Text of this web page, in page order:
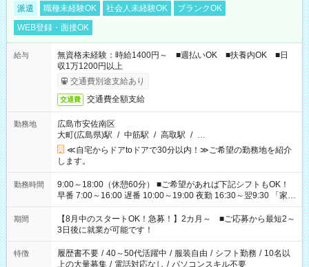
派遣 職種未経験OK 社会人未経験OK
ブランクOK
WEB登録・面接OK
給与
無資格未経験：時給1400円～ ■週払いOK ■扶養内OK ■日
収1万1200円以上
交通費別途支給あり
交通費 交通費全額支給
勤務地
広島市安佐南区
大町(広島県)駅 / 中筋駅 / 高取駅 / …
≪自宅からドアtoドアで30分以内！≫ご希望の勤務地を紹介
します。
勤務時間
9:00～18:00（休憩60分） ■ご希望があれば下記シフトもOK！
早番 7:00～16:00 遅番 10:00～19:00 夜勤 16:30～翌9:30 「家族
と休みを合わせたい」 「余裕を持って夕飯の準備がしたい」
「できれば残業はしたくない」 など、ご希望を教えてください
ね。 ※Wワーク希望の方へ 今ご覧のお仕事で希望する勤務時間
と、もう1つのお仕事の勤務時間。 合計で週40時間を超える場
合は応募できません。
期間
【8月中のスタートOK！急募！】2カ月～ ■ご応募から最短2～
3日後に就業が可能です！
特徴 履歴書不要 / 40～50代活躍中 / 服装自由 / シフト勤務 / 10名以
上の大量募集 / 電話対応なし / パソコンスキル不要